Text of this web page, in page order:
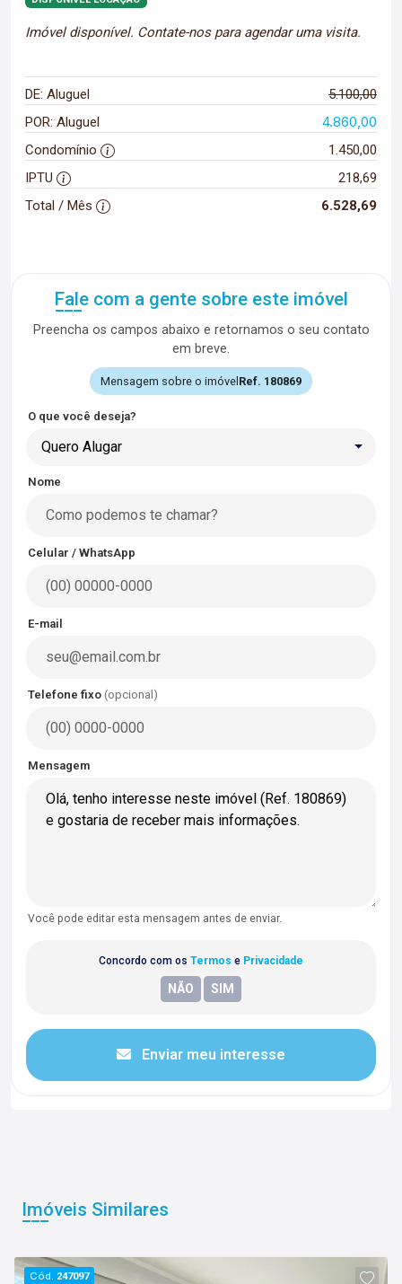
Imóvel disponível. Contate-nos para agendar uma visita.
DE: Aluguel
5.100,00
POR: Aluguel
4.860,00
Condomínio
1.450,00
IPTU
218,69
Total / Mês
6.528,69
Fale com a gente sobre este imóvel
Preencha os campos abaixo e retornamos o seu contato
em breve.
Mensagem sobre o imóvel Ref. 180869
O que você deseja?
Quero Alugar
Nome
Celular / WhatsApp
E-mail
Telefone fixo (opcional)
Mensagem
Você pode editar esta mensagem antes de enviar.
Concordo com os Termos e Privacidade
Enviar meu interesse
Imóveis Similares
Cód. 247097